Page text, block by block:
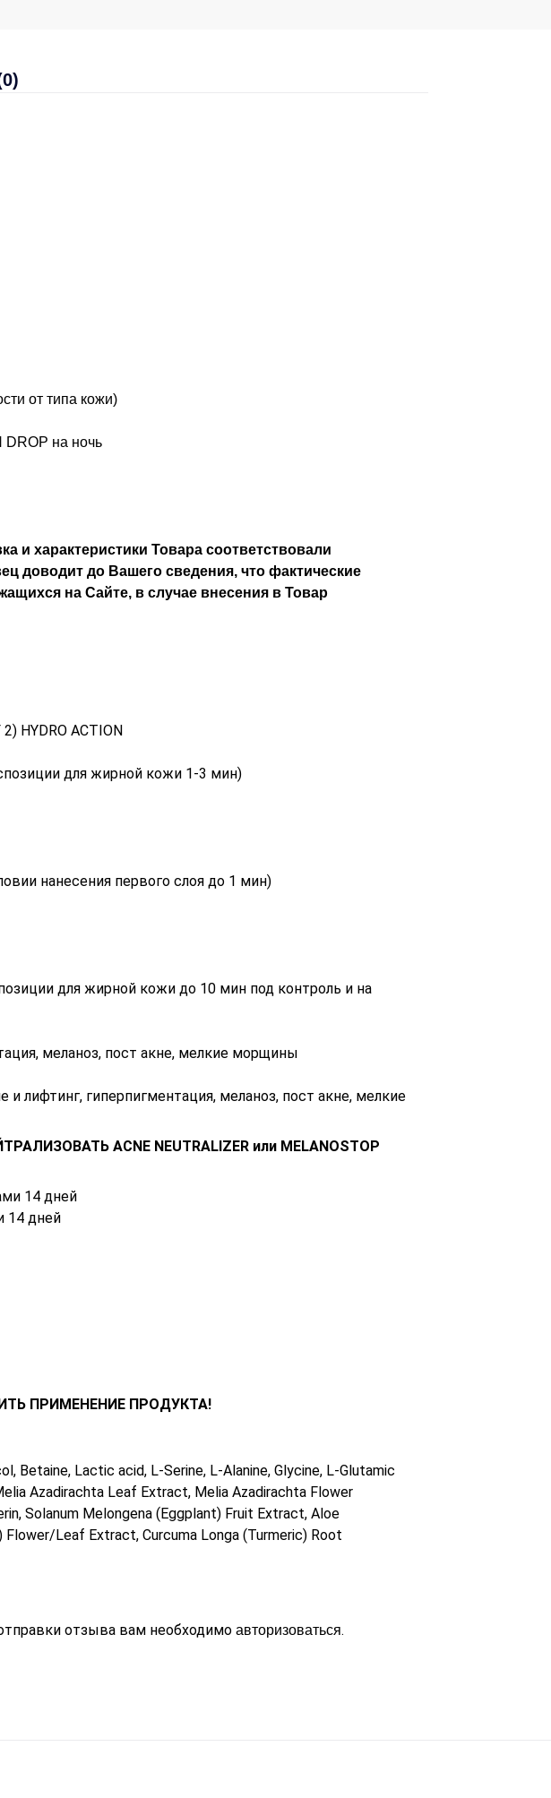
от типа кожи)
DROP на ночь
и характеристики Товара соответствовали
доводит до Вашего сведения, что фактические
на Сайте, в случае внесения в Товар
HYDRO ACTION
для жирной кожи 1-3 мин)
нанесения первого слоя до 1 мин)
для жирной кожи до 10 мин под контроль и на
меланоз, пост акне, мелкие морщины
лифтинг, гиперпигментация, меланоз, пост акне, мелкие
ACNE NEUTRALIZER или MELANOSTOP
14 дней
14 дней
ПРИМЕНЕНИЕ ПРОДУКТА!
Betaine, Lactic acid, L-Serine, L-Alanine, Glycine, L-Glutamic
Azadirachta Leaf Extract, Melia Azadirachta Flower
Solanum Melongena (Eggplant) Fruit Extract, Aloe
Leaf Extract, Curcuma Longa (Turmeric) Root
отзыва вам необходимоавторизоваться.